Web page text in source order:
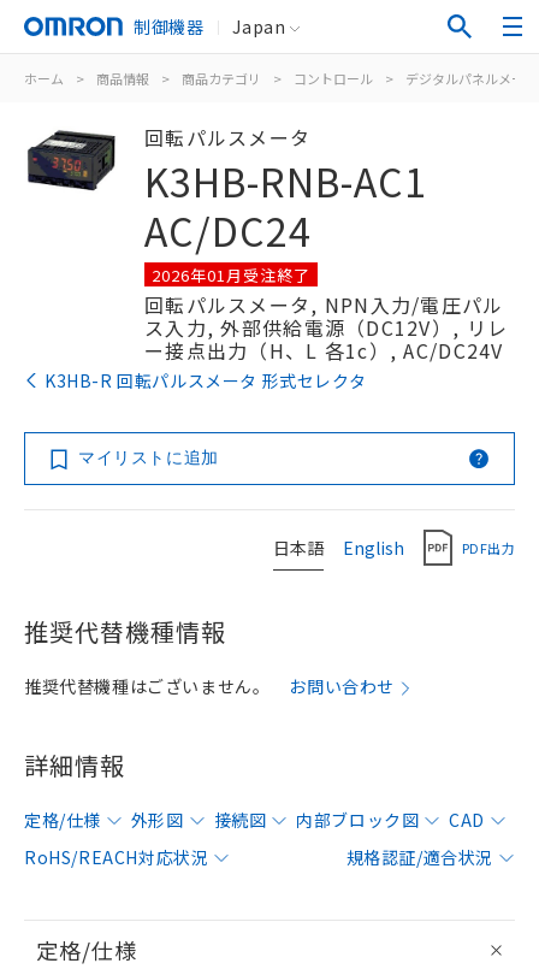
制御機器 Japan
ホーム > 商品情報 > 商品カテゴリ > コントロール > デジタルパネルメータ
回転パルスメータ
K3HB-RNB-AC1
AC/DC24
2026年01月受注終了
回転パルスメータ, NPN入力/電圧パル
ス入力, 外部供給電源（DC12V）, リレ
ー接点出力（H、L 各1c）, AC/DC24V
K3HB-R 回転パルスメータ 形式セレクタ
マイリストに追加
日本語 English PDF出力
推奨代替機種情報
推奨代替機種はございません。 お問い合わせ
詳細情報
定格/仕様 外形図 接続図 内部ブロック図
CAD
RoHS/REACH対応状況
規格認証/適合状況
定格/仕様